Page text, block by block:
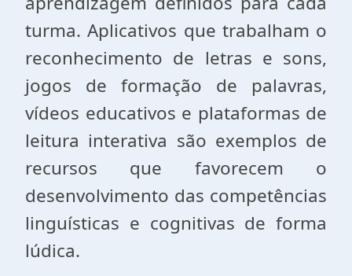
turma. Aplicativos que trabalham o
reconhecimento de letras e sons,
jogos de formação de palavras,
vídeos educativos e plataformas de
leitura interativa são exemplos de
recursos que favorecem o
desenvolvimento das competências
linguísticas e cognitivas de forma
lúdica.